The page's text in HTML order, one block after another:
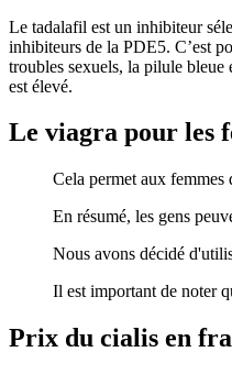
Le tadalafil est un inhibiteur
inhibiteurs de la PDE5. C’est
troubles sexuels, la pilule bleue
est élevé.
Le viagra pour les
Cela permet aux
En résumé, les gens
Nous avons décidé
Il est important de noter
Prix du cialis en